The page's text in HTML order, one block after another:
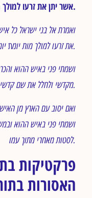
אשר יתן את זרעו למולך מות יומת יומת.
ואמרת אל בני ישראל כל
את זרעו למולך מות יומת
יומת; עם הארץ רגמו אותו באבנים.
ושמתי פני באיש ההוא
מקדשי ולחלל את שם קדשי.
ואם יסוב עם הארץ מן
ושמתי פני באיש ההוא
לסטות מאחרי מתוך עמו.
פרקטיקות
האסורות